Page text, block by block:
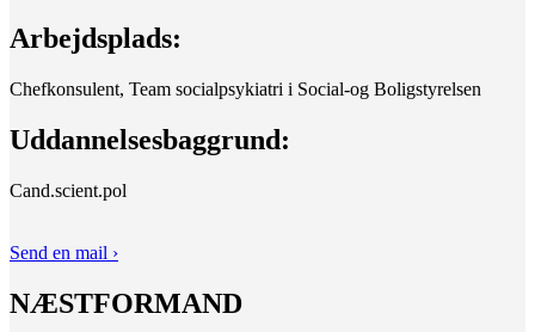
Arbejdsplads:
Chefkonsulent, Team socialpsykiatri i Social-og Boligstyrelsen
Uddannelsesbaggrund:
Cand.scient.pol
Send en mail ›
NÆSTFORMAND